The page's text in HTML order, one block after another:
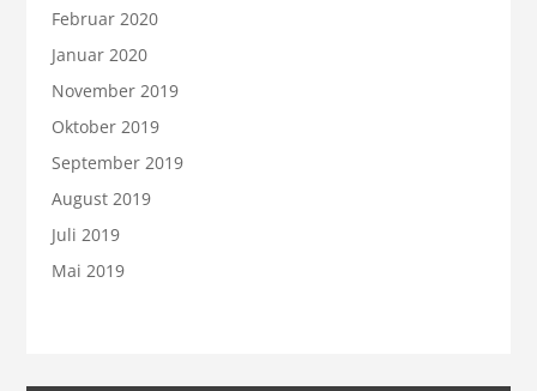
Februar 2020
Januar 2020
November 2019
Oktober 2019
September 2019
August 2019
Juli 2019
Mai 2019